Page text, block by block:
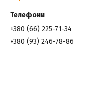
+380 (66) 225-71-34
+380 (93) 246-78-86